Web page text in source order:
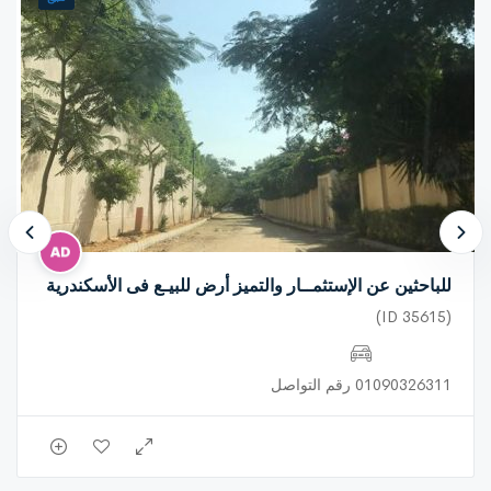
معارض ومراكز خدمية واستثمارية
مميزات الأرض
أرض فضاء جاهزة للتطوير
تمتلكامتدادًا بطول 90 مترًا داخل النيل
، وهو ما يمنحها قيمة استثمارية
وإطلالة مميزة
تقع على
نهر النيل من جهة، والطريق الرئيسي من الجهة الأخرى،
لتجمع بين جمال الموقع وسهولة الوصول
مسجلة بالشهر العقاري، مما يوفر أعلى درجات الأمان القانوني
للمشتري
موقع استراتيجي متميز
بجوار بنك مصر
داخل منطقة حيوية تشهد حركة مستمرة
للباحثين عن الإستثمــار والتميز أرض للبيـع فى الأسكندرية
(ID 35615)
01090326311 رقم التواصل